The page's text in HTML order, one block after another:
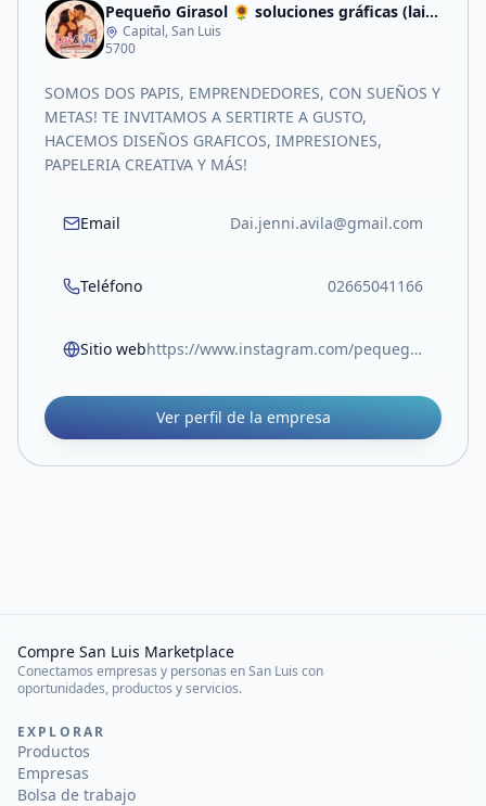
Pequeño Girasol 🌻 soluciones gráficas (lai&ju)
Capital, San Luis
5700
SOMOS DOS PAPIS, EMPRENDEDORES, CON SUEÑOS Y
METAS! TE INVITAMOS A SERTIRTE A GUSTO,
HACEMOS DISEÑOS GRAFICOS, IMPRESIONES,
PAPELERIA CREATIVA Y MÁS!
Email Dai.jenni.avila@gmail.com
Teléfono 02665041166
Sitio web https://www.instagram.com/pequegirasol26?igsh=MWtlcHl3YjZnaHNtbQ==
Ver perfil de la empresa
Compre San Luis Marketplace
Conectamos empresas y personas en San Luis con
oportunidades, productos y servicios.
EXPLORAR
Productos
Empresas
Bolsa de trabajo